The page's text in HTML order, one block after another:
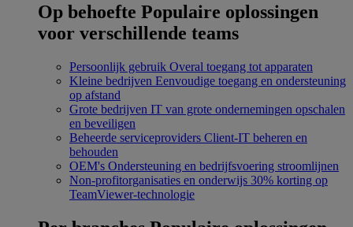
Op behoefte Populaire oplossingen
voor verschillende teams
Persoonlijk gebruik Overal toegang tot apparaten
Kleine bedrijven Eenvoudige toegang en ondersteuning
op afstand
Grote bedrijven IT van grote ondernemingen opschalen
en beveiligen
Beheerde serviceproviders Client-IT beheren en
behouden
OEM's Ondersteuning en bedrijfsvoering stroomlijnen
Non-profitorganisaties en onderwijs 30% korting op
TeamViewer-technologie